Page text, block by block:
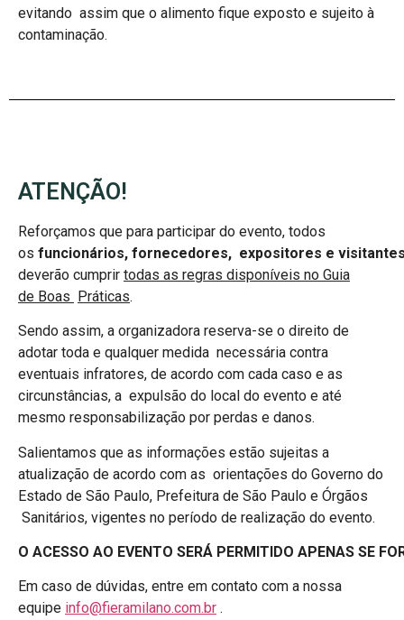
evitando assim que o alimento fique exposto e sujeito à
contaminação.
ATENÇÃO!
Reforçamos que para participar do evento, todos
os funcionários, fornecedores, expositores e
deverão cumprir todas as regras disponíveis no Guia
de Boas Práticas.
Sendo assim, a organizadora reserva-se o direito de
adotar toda e qualquer medida necessária contra
eventuais infratores, de acordo com cada caso e as
circunstâncias, a expulsão do local do evento e até
mesmo responsabilização por perdas e danos.
Salientamos que as informações estão sujeitas a
atualização de acordo com as orientações do Governo do
Estado de São Paulo, Prefeitura de São Paulo e Órgãos
Sanitários, vigentes no período de realização do evento.
O ACESSO AO EVENTO SERÁ PERMITIDO APENAS SE
Em caso de dúvidas, entre em contato com a nossa
equipe info@fieramilano.com.br .